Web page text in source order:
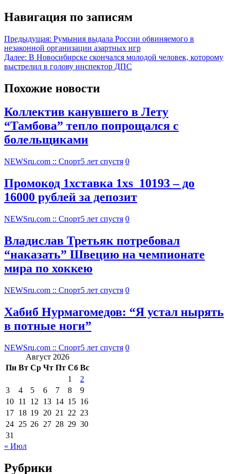
Навигация по записям
Предыдущая: Румыния выдала России обвиняемого в
незаконной организации азартных игр
Далее: В Новосибирске скончался молодой человек, которому
выстрелил в голову инспектор ДПС
Похожие новости
Коллектив канувшего в Лету
“Тамбова” тепло попрощался с
болельщиками
NEWSru.com :: Спорт5 лет спустя 0
Промокод 1хставка 1xs_10193 – до
16000 рублей за депозит
NEWSru.com :: Спорт5 лет спустя 0
Владислав Третьяк потребовал
“наказать” Швецию на чемпионате
мира по хоккею
NEWSru.com :: Спорт5 лет спустя 0
Хабиб Нурмагомедов: “Я устал нырять
в потные ноги”
NEWSru.com :: Спорт5 лет спустя 0
Август 2026
Пн Вт Ср Чт Пт Сб Вс
1
2
3
4 5 6 7 8
9
10 11 12 13 14 15 16
17 18 19 20 21 22 23
24 25 26 27 28 29 30
31
« Июл
Рубрики